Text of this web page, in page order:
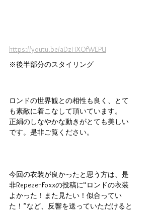
https://youtu.be/aDzHXOfWEPU
※後半部分のスタイリング
ロンドの世界観との相性も良く、とて
も素敵に着こなして頂いています。
正絹のしなやかな動きがとても美しい
です。是非ご覧ください。
今回の衣装が良かったと思う方は、是
非RepezenFoxxの投稿に“ロンドの衣装
よかった！また見たい！似合ってい
た！”など、反響を送っていただけると